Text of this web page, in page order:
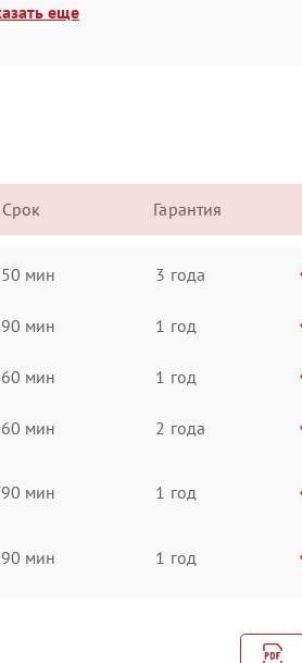
еще
Срок Гарантия
50 мин 3 года
90 мин 1 год
60 мин 1 год
60 мин 2 года
90 мин 1 год
90 мин 1 год